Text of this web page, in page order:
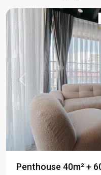
Previous
Penthouse 40m² +